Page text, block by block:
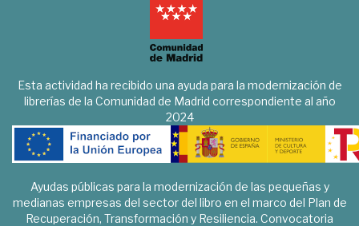
Esta actividad ha recibido una ayuda para la modernización de
librerías de la Comunidad de Madrid correspondiente al año
2024
Ayudas públicas para la modernización de las pequeñas y
medianas empresas del sector del libro en el marco del Plan de
Recuperación, Transformación y Resiliencia. Convocatoria